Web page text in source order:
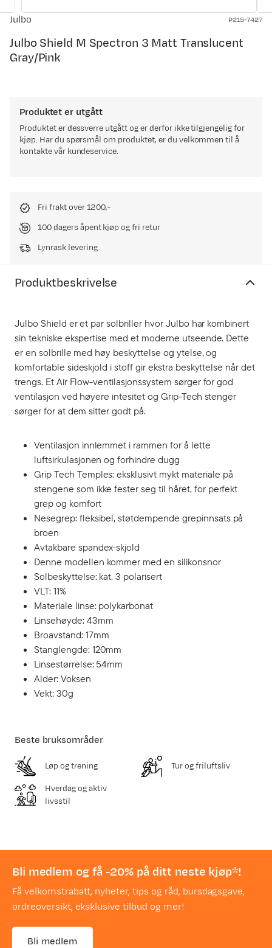
Julbo P215-7427
Julbo Shield M Spectron 3 Matt Translucent
Gray/Pink
Produktet er utgått
Produktet er dessverre utgått og er derfor ikke tilgjengelig for
kjøp. Har du spørsmål om produktet, er du velkommen til å
kontakte vår kundeservice.
Fri frakt over 1200,-
100 dagers åpent kjøp og fri retur
Lynrask levering
Produktbeskrivelse
Julbo Shield er et par solbriller hvor Julbo har kombinert
sin tekniske ekspertise med et moderne utseende. Dette
er en solbrille med høy beskyttelse og ytelse, og
komfortable sideskjold i stoff gir ekstra beskyttelse når det
trengs. Et Air Flow-ventilasjonssystem sørger for god
ventilasjon ved høyere intesitet og Grip-Tech stenger
sørger for at dem sitter godt på.
Ventilasjon innlemmet i rammen for å lette
luftsirkulasjonen og forhindre dugg
Grip Tech Temples: eksklusivt mykt materiale på
stengene som ikke fester seg til håret, for perfekt
grep og komfort
Nesegrep: fleksibel, støtdempende grepinnsats på
broen
Avtakbare spandex-skjold
Denne modellen kommer med en silikonsnor
Solbeskyttelse: kat. 3 polarisert
VLT: 11%
Materiale linse: polykarbonat
Linsehøyde: 43mm
Broavstand: 17mm
Stanglengde: 120mm
Linsestørrelse: 54mm
Alder: Voksen
Vekt: 30g
Beste bruksområder
Løp og trening Tur og friluftsliv
Hverdag og aktiv
livsstil
Bli medlem og få -20% på ditt neste kjøp*!
Få velkomstrabatt, nyheter, tips og råd, bursdagsgave,
ordreoversikt, eksklusive tilbud og mer!
Bli medlem